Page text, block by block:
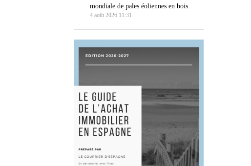
mondiale de pales éoliennes en bois.
4 août 2026 11:31